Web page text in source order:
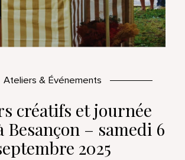
Ateliers & Événements
créatifs et journée
Besançon – samedi 6
2025